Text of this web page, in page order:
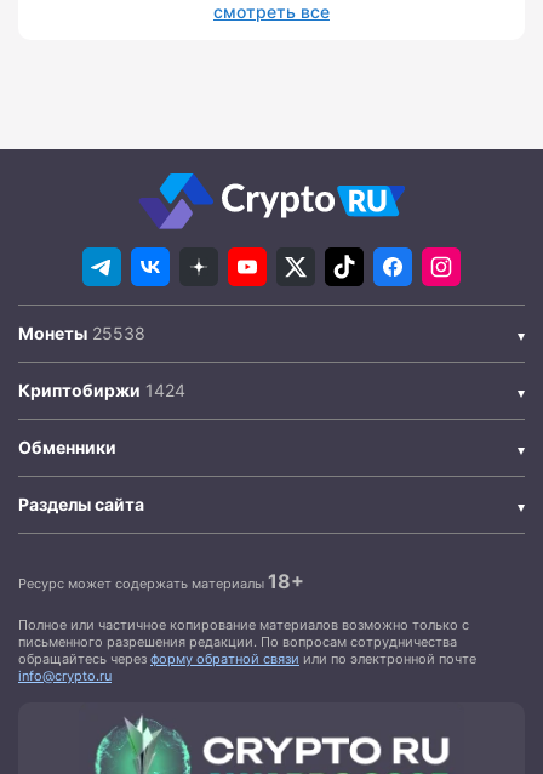
смотреть все
Монеты
Криптобиржи
Обменники
Разделы сайта
Ресурс может содержать материалы 18+
Полное или частичное копирование материалов возможно только с
письменного разрешения редакции. По вопросам сотрудничества
обращайтесь через форму обратной связи или по электронной почте
info@crypto.ru